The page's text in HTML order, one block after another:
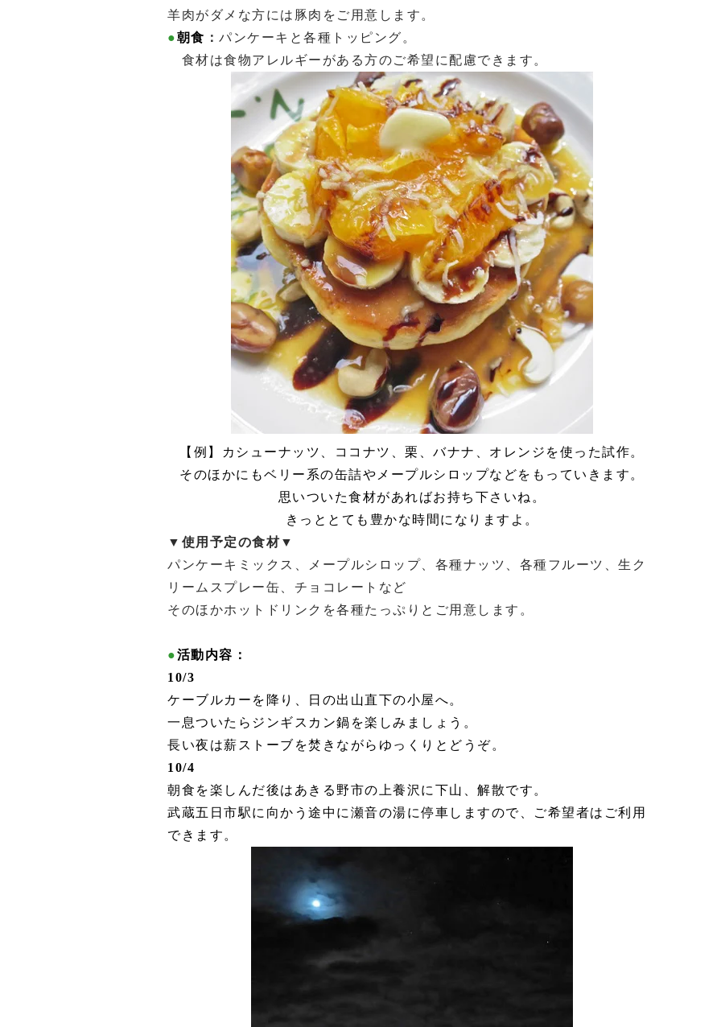
羊肉がダメな方には豚肉をご用意します。
●朝食 ： パンケーキと各種トッピング。
食材は食物アレルギーがある方のご希望に配慮できます。
【例】カシューナッツ、ココナツ、栗、バナナ、オレンジを使った試作。
そのほかにもベリー系の缶詰やメープルシロップなどをもっていきます。
思いついた食材があればお持ち下さいね。
きっととても豊かな時間になりますよ。
▼ 使用予定の食材▼
パンケーキミックス、メープルシロップ、各種ナッツ、各種フルーツ、生ク
リームスプレー缶、チョコレートなど
そのほかホットドリンクを各種たっぷりとご用意します。
●活動内容：
10/3
ケーブルカーを降り、日の出山直下の小屋へ。
一息ついたらジンギスカン鍋を楽しみましょう。
長い夜は薪ストーブを焚きながらゆっくりとどうぞ。
10/4
朝食を楽しんだ後はあきる野市の上養沢に下山、解散です。
武蔵五日市駅に向かう途中に瀬音の湯に停車しますので、ご希望者はご利用
できます。